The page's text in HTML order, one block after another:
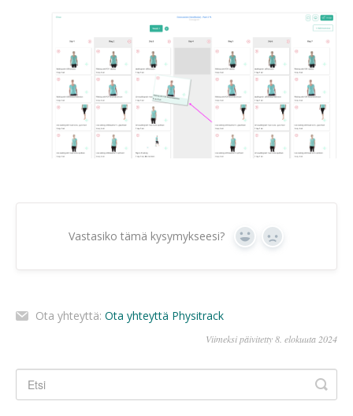
Vastasiko tämä kysymykseesi? Kyllä Ei
Ota yhteyttä: Ota yhteyttä Physitrack
Viimeksi päivitetty 8. elokuuta 2024